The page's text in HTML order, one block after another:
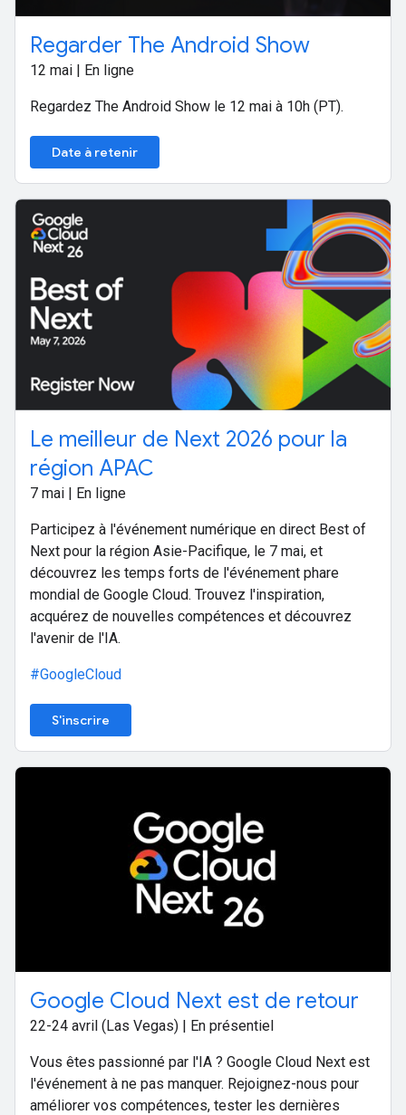
Regarder The Android Show
12 mai | En ligne
Regardez The Android Show le 12 mai à 10h (PT).
Date à retenir
Le meilleur de Next 2026 pour la
région APAC
7 mai | En ligne
Participez à l'événement numérique en direct Best of
Next pour la région Asie-Pacifique, le 7 mai, et
découvrez les temps forts de l'événement phare
mondial de Google Cloud. Trouvez l'inspiration,
acquérez de nouvelles compétences et découvrez
l'avenir de l'IA.
#GoogleCloud
S'inscrire
Google Cloud Next est de retour
22-24 avril (Las Vegas) | En présentiel
Vous êtes passionné par l'IA ? Google Cloud Next est
l'événement à ne pas manquer. Rejoignez-nous pour
améliorer vos compétences, tester les dernières